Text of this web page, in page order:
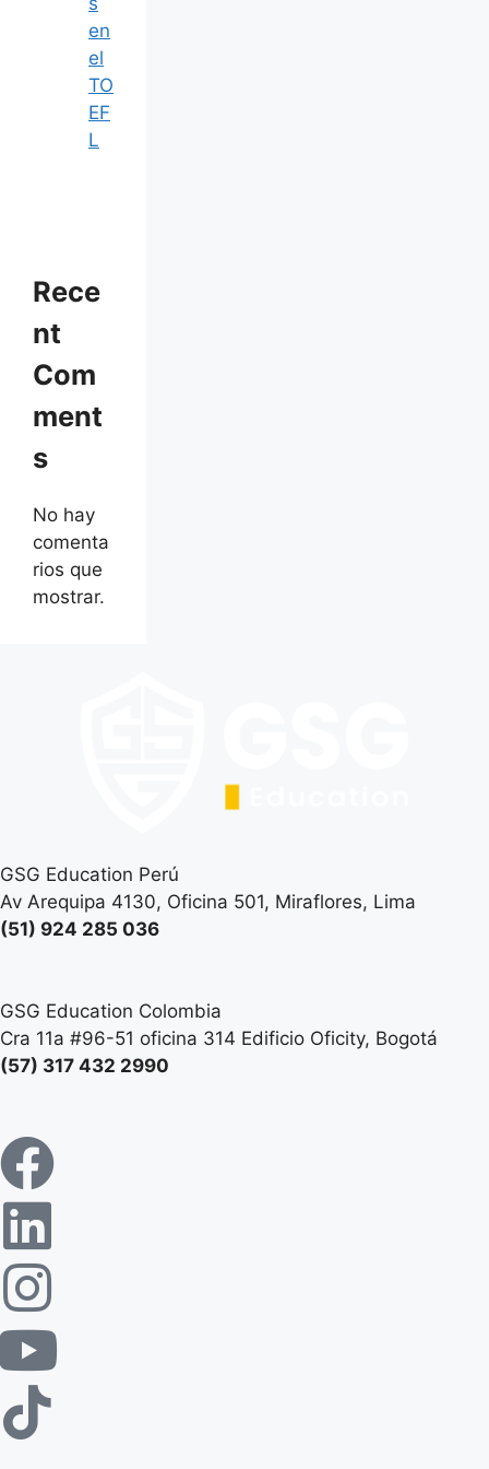
en
el
TO
EF
L
Rece
nt
Com
ment
s
No hay
comenta
rios que
mostrar.
GSG Education Perú
Av Arequipa 4130, Oficina 501, Miraflores, Lima
(51) 924 285 036
GSG Education Colombia
Cra 11a #96-51 oficina 314 Edificio Oficity, Bogotá
(57) 317 432 2990